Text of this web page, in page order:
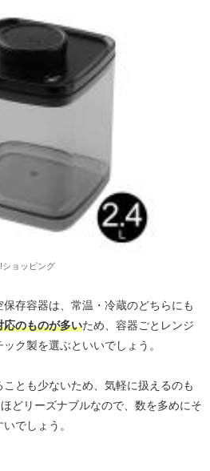
ショッピング
存容器は、常温・冷蔵のどちらにも
応のものが多いため、容器ごとレンジ
ク製を選ぶといいでしょう。
とも少ないため、気軽に扱えるのも
どリーズナブルなので、数を多めにそ
でしょう。